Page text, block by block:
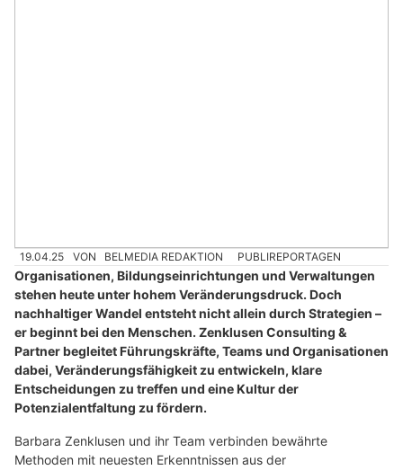
19.04.25 VON BELMEDIA REDAKTION PUBLIREPORTAGEN
Organisationen, Bildungseinrichtungen und Verwaltungen
stehen heute unter hohem Veränderungsdruck. Doch
nachhaltiger Wandel entsteht nicht allein durch Strategien –
er beginnt bei den Menschen. Zenklusen Consulting &
Partner begleitet Führungskräfte, Teams und Organisationen
dabei, Veränderungsfähigkeit zu entwickeln, klare
Entscheidungen zu treffen und eine Kultur der
Potenzialentfaltung zu fördern.
Barbara Zenklusen und ihr Team verbinden bewährte
Methoden mit neuesten Erkenntnissen aus der